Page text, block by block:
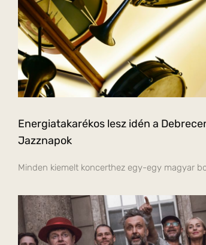
Energiatakarékos lesz idén a
Jazznapok
Minden kiemelt koncerthez egy-egy magyar